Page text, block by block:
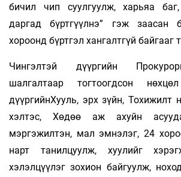
бичил чип суулгуулж, харьяа
даргад бүртгүүлнэ” гэж заасан
хороонд бүртгэл хангалтгүй байгааг
Чингэлтэй дүүргийн
шалгалтаар тогтоогдсон
дүүргийнХууль, эрх зүйн, Тохижилт
хэлтэс, Хөдөө аж ахуйн
мэргэжилтэн, мал эмнэлэг, 24
нарт танилцуулж, хуулийг
хэлэлцүүлэг зохион байгуулж,